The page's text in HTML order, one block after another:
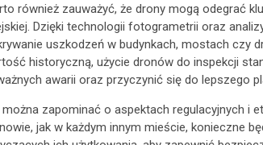
również zauważyć, że drony mogą odegrać
Dzięki technologii fotogrametrii oraz
uszkodzeń w budynkach, mostach czy
historyczną, użycie dronów do inspekcji
awarii oraz przyczynić się do lepszego
można zapominać o aspektach regulacyjnych i
jak w każdym innym mieście, konieczne